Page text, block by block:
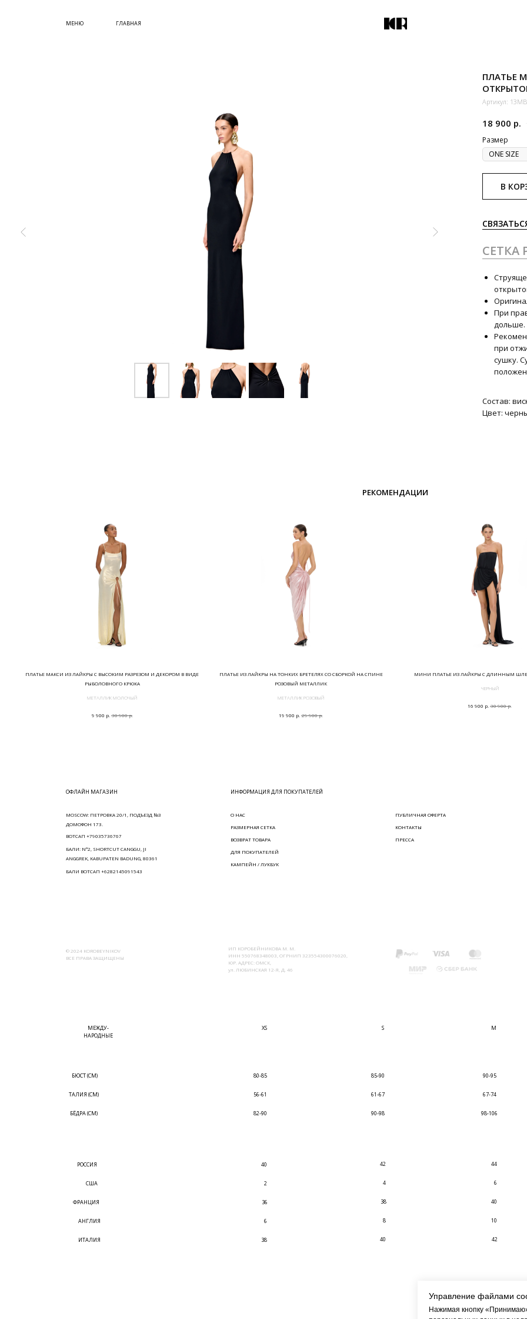
МЕНЮ ГЛАВНАЯ
ОБУВЬ
ПЛАТЬЕ
Артикул:
18 900 р.
Размер
В
СЕТКА
При
дольше.
при
сушку.
Состав:
Цвет:
РЕКОМЕНДАЦИИ
ПЛАТЬЕ МАКСИ ИЗ ЛАЙКРЫ С ВЫСОКИМ РАЗРЕЗОМ И ДЕКОРОМ В ВИДЕ
РЫБОЛОВНОГО КРЮКА
МЕТАЛЛИК МОЛОЧЫЙ
9 900 р. 30 900р.
ПЛАТЬЕ ИЗ ЛАЙКРЫ НА ТОНКИХ БРЕТЕЛЯХ СО СБОРКОЙ НА СПИНЕ
РОЗОВЫЙ МЕТАЛЛИК
МЕТАЛЛИК РОЗОВЫЙ
19 900 р. 29 900р.
МИНИ ПЛАТЬЕ ИЗ ЛАЙКРЫ С ДЛИННЫМ
ЧЕРНЫЙ
16 900 р. 30 900р.
КОНТАКТЫ
ПРЕССА
ВОЗВРАТ ТОВАРА
ДЛЯ ПОКУПАТЕЛЕЙ
О НАС
© 2024 KOROBEYNIKOV
ВСЕ ПРАВА ЗАЩИЩЕНЫ
ИП КОРОБЕЙНИКОВА М. М.
ИНН 550768348003, ОГРНИП 323554300076020,
ЮР. АДРЕС: ОМСК,
ул. ЛЮБИНСКАЯ 12-Я, Д. 46
РАЗМЕРНАЯ СЕТКА
ОФЛАЙН МАГАЗИН ИНФОРМАЦИЯ ДЛЯ ПОКУПАТЕЛЕЙ
ПУБЛИЧНАЯ ОФЕРТА
КАМПЕЙН / ЛУКБУК
БАЛИ: N°2, SHORTCUT CANGGU, JI
ANGGREK, KABUPATEN BADUNG, 80361
MOSCOW: ПЕТРОВКА 20/1, ПОДЪЕЗД №3
ДОМОФОН 173.
БАЛИ ВОТСАП +6282145091543
ВОТСАП +79035736767
МЕЖДУ-
НАРОДНЫЕ
XS S M
БЮСТ (СМ)
ТАЛИЯ (СМ)
БЁДРА (СМ)
80-85
56-61
82-90
85-90
61-67
90-98
90-95
67-74
98-106
РОССИЯ
США
ФРАНЦИЯ
АНГЛИЯ
ИТАЛИЯ
40
2
36
6
38
42
4
38
8
40
44
6
40
10
42
Управление файлами
Нажимая кнопку